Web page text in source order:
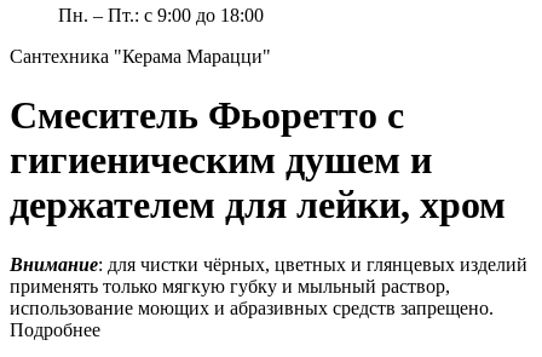
Пн. – Пт.: с 9:00 до 18:00
Сантехника "Керама Марацци"
Смеситель Фьоретто с
гигиеническим душем и
держателем для лейки, хром
Внимание: для чистки чёрных, цветных и глянцевых изделий
применять только мягкую губку и мыльный раствор,
использование моющих и абразивных средств запрещено.
Подробнее